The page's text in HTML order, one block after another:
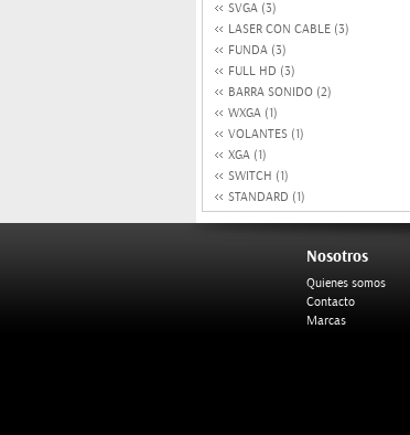
SVGA (3)
LASER CON CABLE (3)
FUNDA (3)
FULL HD (3)
BARRA SONIDO (2)
WXGA (1)
VOLANTES (1)
XGA (1)
SWITCH (1)
STANDARD (1)
Nosotros
Quienes somos
Contacto
Marcas